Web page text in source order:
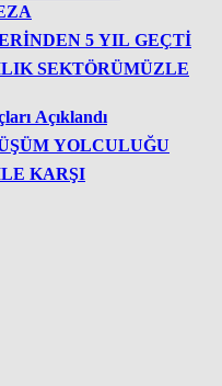
5 YIL GEÇTİ
SEKTÖRÜMÜZLE
Açıklandı
YOLCULUĞU
KARŞI